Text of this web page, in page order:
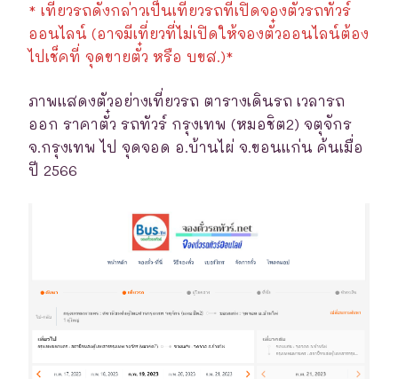
* เที่ยวรถดังกล่าวเป็นเที่ยวรถที่เปิดจองตั๋วรถทัวร์
ออนไลน์ (อาจมีเที่ยวที่ไม่เปิดให้จองตั๋วออนไลน์ต้อง
ไปเช็คที่ จุดขายตั๋ว หรือ บขส.)*
ภาพแสดงตัวอย่างเที่ยวรถ ตารางเดินรถ เวลารถ
ออก ราคาตั๋ว รถทัวร์ กรุงเทพ (หมอชิต2) จตุจักร
จ.กรุงเทพ ไป จุดจอด อ.บ้านไผ่ จ.ขอนแก่น ค้นเมื่อ
ปี 2566